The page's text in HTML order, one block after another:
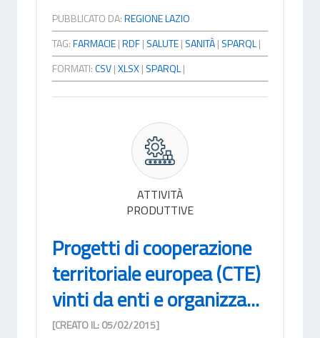
PUBBLICATO DA:REGIONE LAZIO
TAG:FARMACIE|RDF| SALUTE| SANITÀ| SPARQL|
FORMATI:CSV|XLSX| SPARQL|
ATTIVITÀ
PRODUTTIVE
Progetti di cooperazione
territoriale europea (CTE)
vinti da enti e organizza...
[CREATO IL: 05/02/2015]